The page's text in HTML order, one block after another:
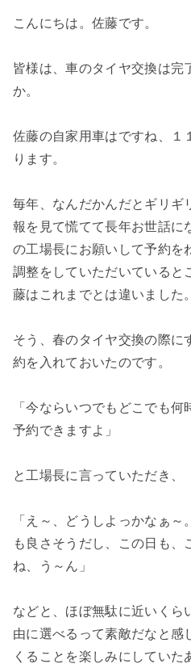
こんにちは。佐藤です。
皆様は、車のタイヤ交換は完
か。
佐藤の自家用車はですね、１
ります。
毎年、なんだかんだとギリギ
報を見て慌てて長年お世話に
の工場長にお願いして予約を
調整をしていただいていると
藤はこれまでとは違いました。
そう、春のタイヤ交換の際に
約を入れておいたのです。
「今ならいつでもどこでも
予約できますよ」
と工場長に言っていただき、
「え～、どうしよっかなぁ
も良さそうだし、この日も、
ね、う～ん」
などと、ほぼ無駄に近いくら
由に選べるって素敵だなと感
くることを楽しみにしていた